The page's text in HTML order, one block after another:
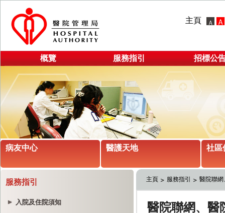
主頁
概覽 服務指引 招標公
病友中心 醫護天地 社區
服務指引
入院及住院須知
主頁 服務指引 醫院聯網